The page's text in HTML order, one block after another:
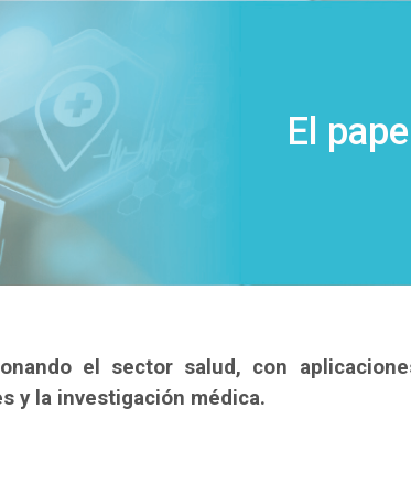
de la salud
El
el sector salud, con
y la investigación médica.